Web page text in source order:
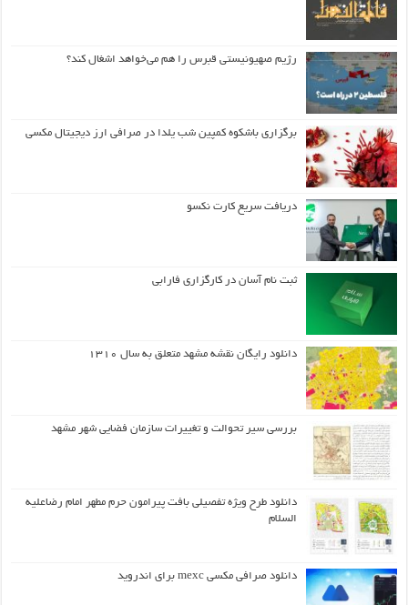
رژیم صهیونیستی قبرس را هم می‌خواهد اشغال کند؟
برگزاری باشکوه کمپین شب یلدا در صرافی ارز دیجیتال مکسی
دریافت سریع کارت نکسو
ثبت نام آسان در کارگزاری فارابی
دانلود رایگان نقشه مشهد متعلق به سال ۱۳۱۰
بررسی سیر تحوالت و تغییرات سازمان فضایی شهر مشهد
دانلود طرح ويژه تفصيلي بافت پيرامون حرم مطهر امام رضاعليه
السلام
دانلود صرافی مکسی mexc برای اندروید